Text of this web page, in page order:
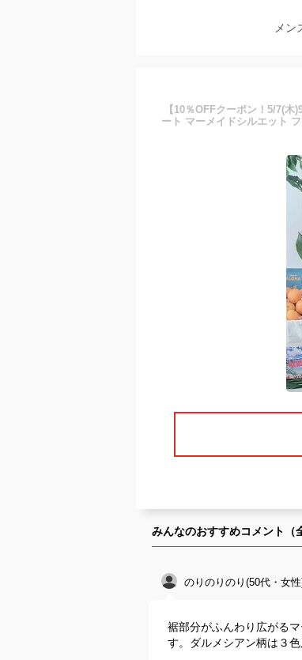
メン
【10％OFFクーポン！5/7(
ート マーメイドシルエット
みんなのおすすめコメント（
のりのりのり(50代・女
裾部分がふんわり広がる
す。ダルメシアン柄は３